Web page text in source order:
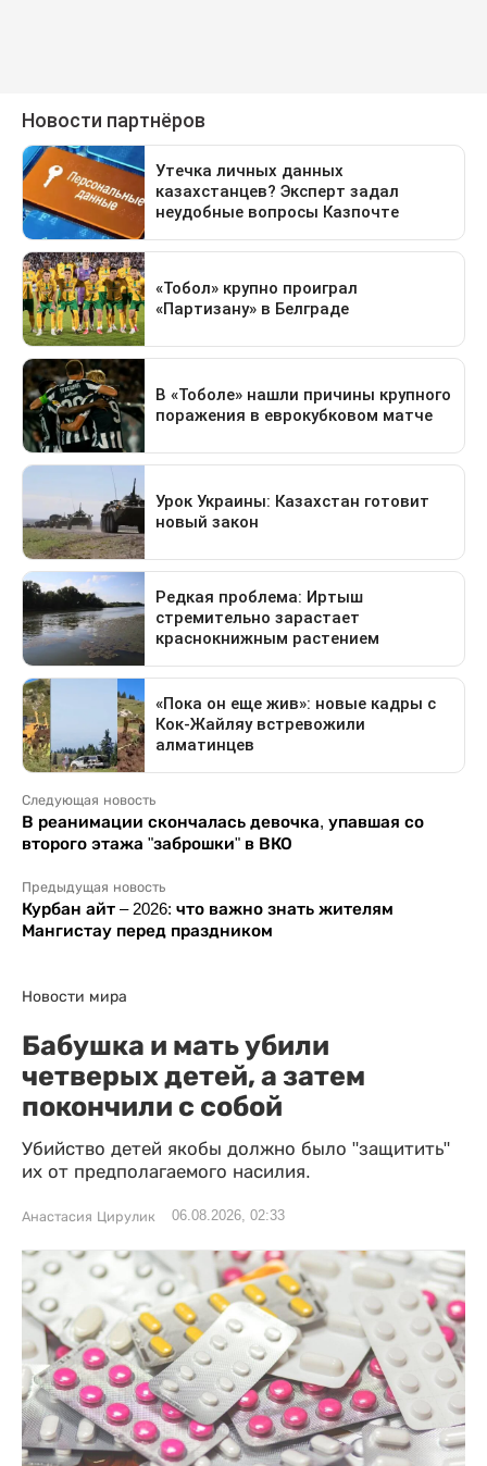
Следующая новость
В реанимации скончалась девочка, упавшая со
второго этажа "заброшки" в ВКО
Предыдущая новость
Курбан айт – 2026: что важно знать жителям
Мангистау перед праздником
Новости мира
Бабушка и мать убили
четверых детей, а затем
покончили с собой
Убийство детей якобы должно было "защитить"
их от предполагаемого насилия.
Анастасия Цирулик 06.08.2026, 02:33